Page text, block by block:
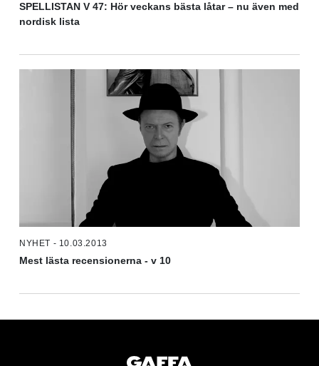
SPELLISTAN V 47: Hör veckans bästa låtar – nu även med
nordisk lista
NYHET - 10.03.2013
Mest lästa recensionerna - v 10